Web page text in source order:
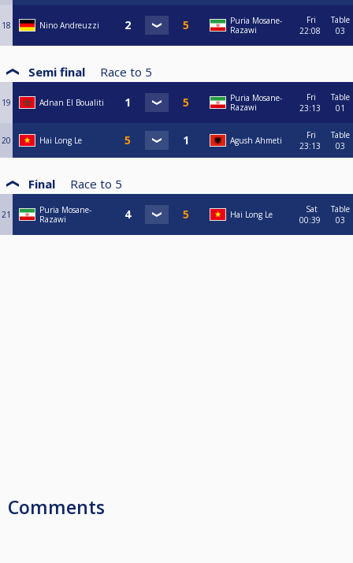
18 Nino Andreuzzi
Puria Mosane-
Razawi
Fri
22:08
Table
03
Semi final Race to 5
19 Adnan El Boualiti
Puria Mosane-
Razawi
Fri
23:13
Table
01
20 Hai Long Le Agush Ahmeti
Fri
23:13
Table
03
Final Race to 5
21
Puria Mosane-
Razawi
Hai Long Le
Sat
00:39
Table
03
Comments